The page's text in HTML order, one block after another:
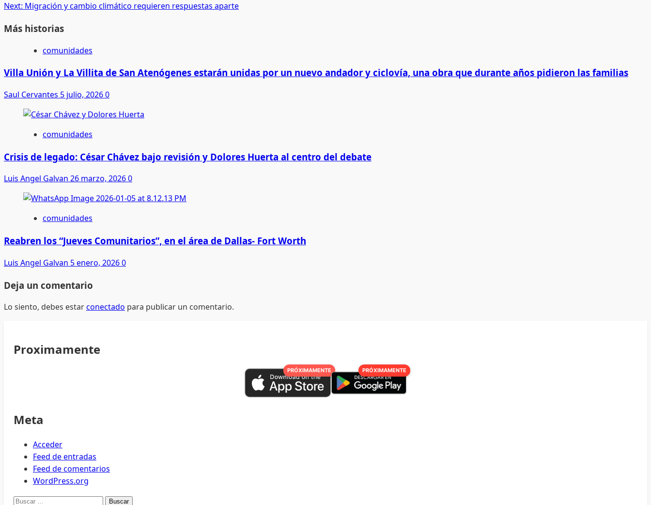
navigation
Next: Migración y cambio climático requieren respuestas aparte
Más historias
comunidades
Villa Unión y La Villita de San Atenógenes estarán unidas por un nuevo andador y ciclovía, una obra que durante años pidieron las familias
Saul Cervantes 5 julio, 20260
comunidades
Crisis de legado: César Chávez bajo revisión y Dolores Huerta al centro del debate
Luis Angel Galvan 26 marzo, 20260
comunidades
Reabren los “Jueves Comunitarios”, en el área de Dallas- Fort Worth
Luis Angel Galvan 5 enero, 20260
Deja un comentario
Lo siento, debes estarconectado para publicar un comentario.
Proximamente
PRÓXIMAMENTE PRÓXIMAMENTE
Meta
Acceder
Feed de entradas
Feed de comentarios
WordPress.org
Buscar: